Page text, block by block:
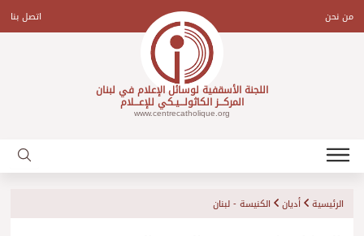
contentمن نحن اتصل بنا
اللجنة الأسقفية لوسائل الإعلام في لبنان
المركـــز الكاثولـــيـكي للإعـــلام
www.centrecatholique.org
الرئيسية أديان الكنيسة - لبنان